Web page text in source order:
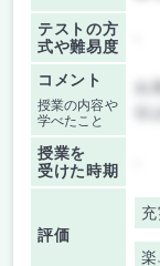
テストの方
式や難易度
コメント
授業の内容や
学べたこと
授業を
受けた時期
評価